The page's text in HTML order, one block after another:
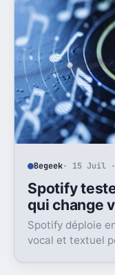
Begeek· 15 Juil
Spotify
qui change
Spotify déploie
vocal et textuel